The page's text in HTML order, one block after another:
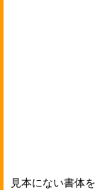
見本にない書体